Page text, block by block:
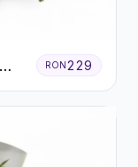
RON229